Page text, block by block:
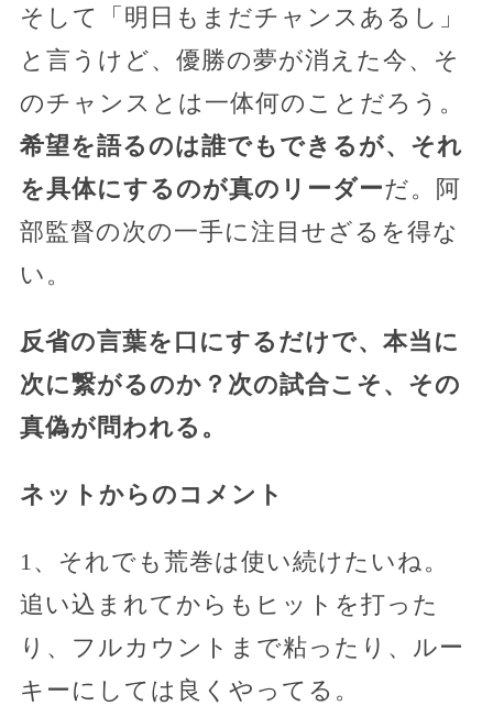
そして「明日もまだチャンスあるし」
と言うけど、優勝の夢が消えた今、そ
のチャンスとは一体何のことだろう。
希望を語るのは誰でもできるが、それ
を具体にするのが真のリーダーだ。阿
部監督の次の一手に注目せざるを得な
い。
反省の言葉を口にするだけで、本当に
次に繋がるのか？次の試合こそ、その
真偽が問われる。
ネットからのコメント
1、それでも荒巻は使い続けたいね。
追い込まれてからもヒットを打った
り、フルカウントまで粘ったり、ルー
キーにしては良くやってる。